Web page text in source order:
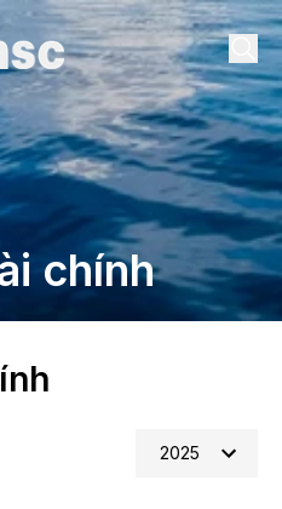
chính
2025